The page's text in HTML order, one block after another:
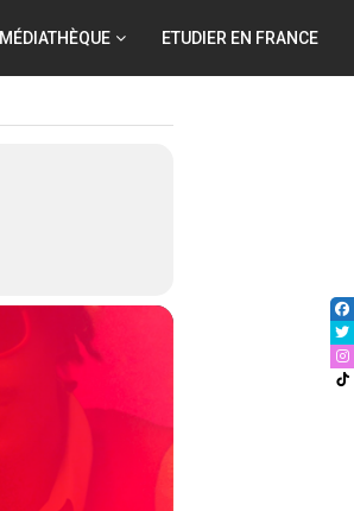
MÉDIATHÈQUE ETUDIER EN FRANCE